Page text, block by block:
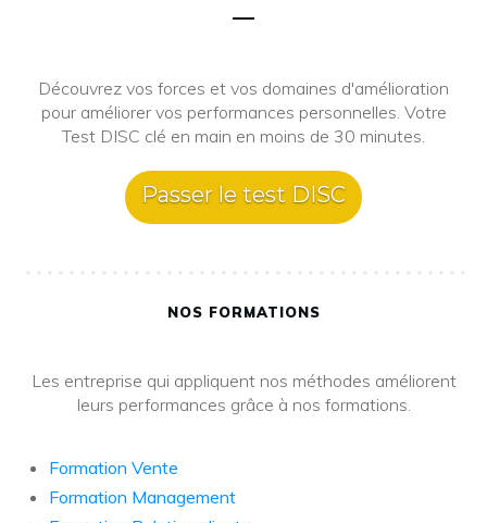
Découvrez vos forces et vos domaines d'amélioration
pour améliorer vos performances personnelles. Votre
Test DISC clé en main en moins de 30 minutes.
Passer le test DISC
NOS FORMATIONS
Les entreprise qui appliquent nos méthodes améliorent
leurs performances grâce à nos formations.
Formation Vente
Formation Management